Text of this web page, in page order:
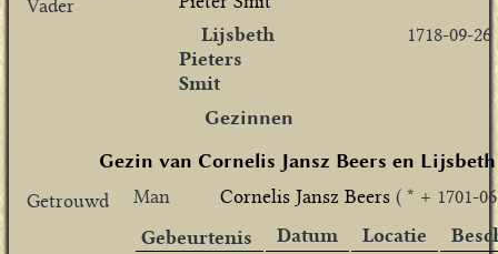
Vader
Lijsbeth
Pieters
Smit
1718-09-26
Gezinnen
Gezin van Cornelis Jansz Beers en
Getrouwd
Man Cornelis Jansz Beers( * + 1701-
Gebeurtenis
Datum Locatie